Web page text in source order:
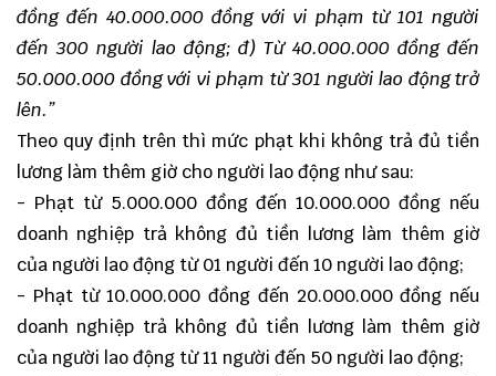
đồng đến 40.000.000 đồng với vi phạm từ 101 người
đến 300 người lao động; đ) Từ 40.000.000 đồng đến
50.000.000 đồng với vi phạm từ 301 người lao động trở
lên.”
Theo quy định trên thì mức phạt khi không trả đủ tiền
lương làm thêm giờ cho người lao động như sau:
- Phạt từ 5.000.000 đồng đến 10.000.000 đồng nếu
doanh nghiệp trả không đủ tiền lương làm thêm giờ
của người lao động từ 01 người đến 10 người lao động;
- Phạt từ 10.000.000 đồng đến 20.000.000 đồng nếu
doanh nghiệp trả không đủ tiền lương làm thêm giờ
của người lao động từ 11 người đến 50 người lao động;